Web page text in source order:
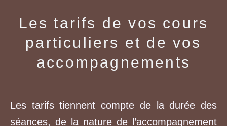
Les tarifs de vos cours
particuliers et de vos
accompagnements
Les tarifs tiennent compte de la durée des
séances, de la nature de l’accompagnement